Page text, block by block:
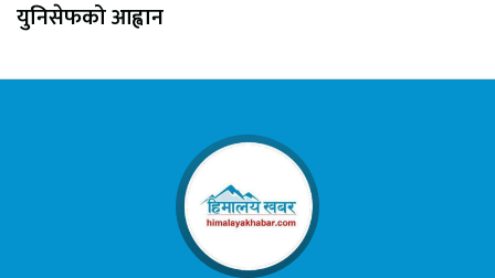
युनिसेफको आह्वान